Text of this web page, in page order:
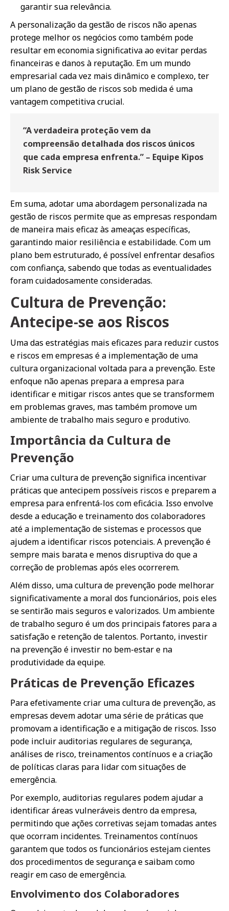
garantir sua relevância.
A personalização da gestão de riscos não apenas
protege melhor os negócios como também pode
resultar em economia significativa ao evitar perdas
financeiras e danos à reputação. Em um mundo
empresarial cada vez mais dinâmico e complexo, ter
um plano de gestão de riscos sob medida é uma
vantagem competitiva crucial.
“A verdadeira proteção vem da
compreensão detalhada dos riscos únicos
que cada empresa enfrenta.” – Equipe Kipos
Risk Service
Em suma, adotar uma abordagem personalizada na
gestão de riscos permite que as empresas respondam
de maneira mais eficaz às ameaças específicas,
garantindo maior resiliência e estabilidade. Com um
plano bem estruturado, é possível enfrentar desafios
com confiança, sabendo que todas as eventualidades
foram cuidadosamente consideradas.
Cultura de Prevenção:
Antecipe-se aos Riscos
Uma das estratégias mais eficazes para reduzir custos
e riscos em empresas é a implementação de uma
cultura organizacional voltada para a prevenção. Este
enfoque não apenas prepara a empresa para
identificar e mitigar riscos antes que se transformem
em problemas graves, mas também promove um
ambiente de trabalho mais seguro e produtivo.
Importância da Cultura de
Prevenção
Criar uma cultura de prevenção significa incentivar
práticas que antecipem possíveis riscos e preparem a
empresa para enfrentá-los com eficácia. Isso envolve
desde a educação e treinamento dos colaboradores
até a implementação de sistemas e processos que
ajudem a identificar riscos potenciais. A prevenção é
sempre mais barata e menos disruptiva do que a
correção de problemas após eles ocorrerem.
Além disso, uma cultura de prevenção pode melhorar
significativamente a moral dos funcionários, pois eles
se sentirão mais seguros e valorizados. Um ambiente
de trabalho seguro é um dos principais fatores para a
satisfação e retenção de talentos. Portanto, investir
na prevenção é investir no bem-estar e na
produtividade da equipe.
Práticas de Prevenção Eficazes
Para efetivamente criar uma cultura de prevenção, as
empresas devem adotar uma série de práticas que
promovam a identificação e a mitigação de riscos. Isso
pode incluir auditorias regulares de segurança,
análises de risco, treinamentos contínuos e a criação
de políticas claras para lidar com situações de
emergência.
Por exemplo, auditorias regulares podem ajudar a
identificar áreas vulneráveis dentro da empresa,
permitindo que ações corretivas sejam tomadas antes
que ocorram incidentes. Treinamentos contínuos
garantem que todos os funcionários estejam cientes
dos procedimentos de segurança e saibam como
reagir em caso de emergência.
Envolvimento dos Colaboradores